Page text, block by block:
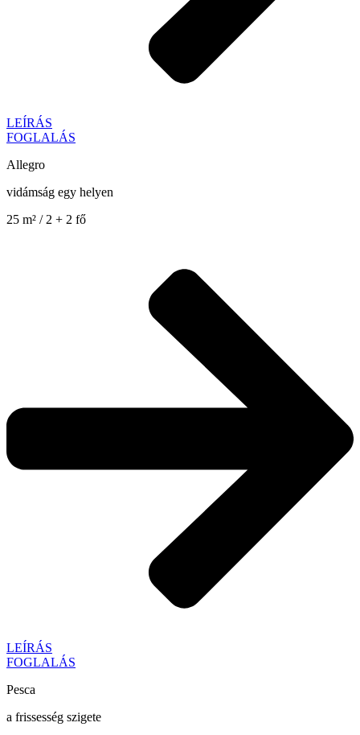
LEÍRÁS
FOGLALÁS
Allegro
vidámság egy helyen
25 m² / 2 + 2 fő
LEÍRÁS
FOGLALÁS
Pesca
a frissesség szigete